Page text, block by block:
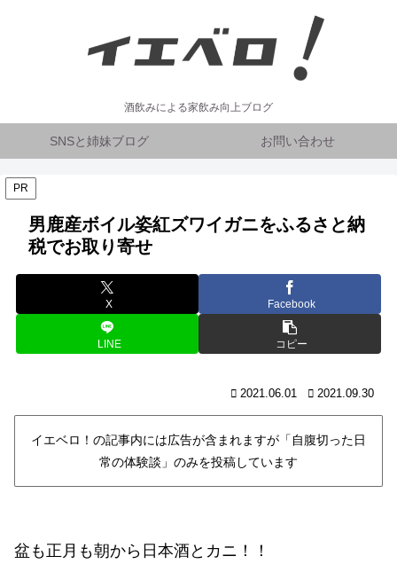
酒飲みによる家飲み向上ブログ
SNSと姉妹ブログ お問い合わせ
PR
男鹿産ボイル姿紅ズワイガニをふるさと納
税でお取り寄せ
X Facebook
LINE コピー
2021.06.01 2021.09.30
イエベロ！の記事内には広告が含まれますが「自腹切った日
常の体験談」のみを投稿しています
盆も正月も朝から日本酒とカニ！！